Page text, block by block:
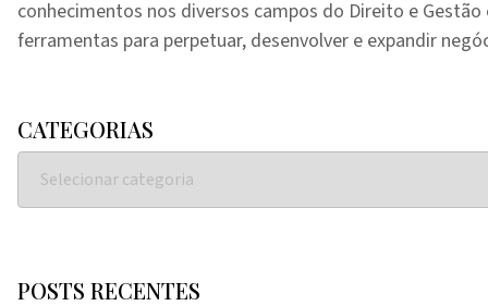
conhecimentos nos diversos campos do Direito e
ferramentas para perpetuar, desenvolver e expandir
CATEGORIAS
POSTS RECENTES